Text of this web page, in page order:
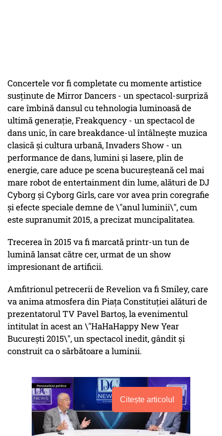
Concertele vor fi completate cu momente artistice
susţinute de Mirror Dancers - un spectacol-surpriză
care îmbină dansul cu tehnologia luminoasă de
ultimă generaţie, Freakquency - un spectacol de
dans unic, în care breakdance-ul întâlneşte muzica
clasică şi cultura urbană, Invaders Show - un
performance de dans, lumini şi lasere, plin de
energie, care aduce pe scena bucureşteană cel mai
mare robot de entertainment din lume, alături de DJ
Cyborg şi Cyborg Girls, care vor avea prin coregrafie
şi efecte speciale demne de \"anul luminii\", cum
este supranumit 2015, a precizat muncipalitatea.
Trecerea în 2015 va fi marcată printr-un tun de
lumină lansat către cer, urmat de un show
impresionant de artificii.
Amfitrionul petrecerii de Revelion va fi Smiley, care
va anima atmosfera din Piaţa Constituţiei alături de
prezentatorul TV Pavel Bartoş, la evenimentul
intitulat în acest an \"HaHaHappy New Year
Bucureşti 2015\", un spectacol inedit, gândit şi
construit ca o sărbătoare a luminii.
Citește articolul